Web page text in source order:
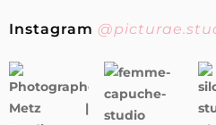
Instagram